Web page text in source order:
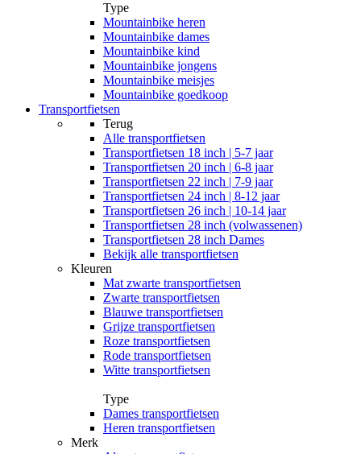
Type
Mountainbike heren
Mountainbike dames
Mountainbike kind
Mountainbike jongens
Mountainbike meisjes
Mountainbike goedkoop
Transportfietsen
Terug
Alle transportfietsen
Transportfietsen 18 inch | 5-7 jaar
Transportfietsen 20 inch | 6-8 jaar
Transportfietsen 22 inch | 7-9 jaar
Transportfietsen 24 inch | 8-12 jaar
Transportfietsen 26 inch | 10-14 jaar
Transportfietsen 28 inch (volwassenen)
Transportfietsen 28 inch Dames
Bekijk alle transportfietsen
Kleuren
Mat zwarte transportfietsen
Zwarte transportfietsen
Blauwe transportfietsen
Grijze transportfietsen
Roze transportfietsen
Rode transportfietsen
Witte transportfietsen
Type
Dames transportfietsen
Heren transportfietsen
Merk